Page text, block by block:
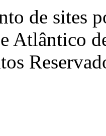
de sites
Atlântico